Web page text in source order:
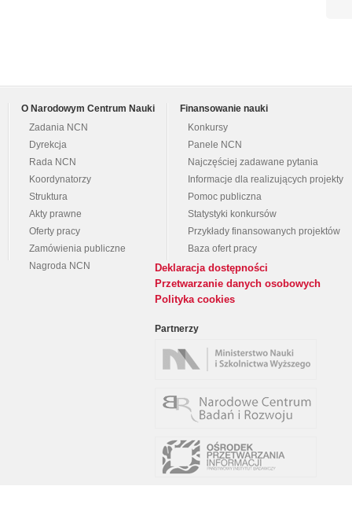
O Narodowym Centrum Nauki
Zadania NCN
Dyrekcja
Rada NCN
Koordynatorzy
Struktura
Akty prawne
Oferty pracy
Zamówienia publiczne
Nagroda NCN
Finansowanie nauki
Konkursy
Panele NCN
Najczęściej zadawane pytania
Informacje dla realizujących projekty
Pomoc publiczna
Statystyki konkursów
Przykłady finansowanych projektów
Baza ofert pracy
Deklaracja dostępności
Przetwarzanie danych osobowych
Polityka cookies
Partnerzy